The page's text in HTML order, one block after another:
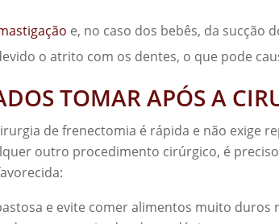
e, no caso dos bebês, da sucção
o atrito com os dentes, o que pode
TOMAR APÓS A
de frenectomia é rápida e não exige
outro procedimento cirúrgico, é
e evite comer alimentos muito duros